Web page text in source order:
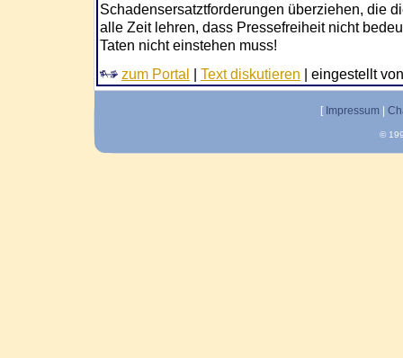
Schadensersatztforderungen überziehen, die
alle Zeit lehren, dass Pressefreiheit nicht
Taten nicht einstehen muss!
zum Portal | Text diskutieren | eingestellt
[ Impressum
©